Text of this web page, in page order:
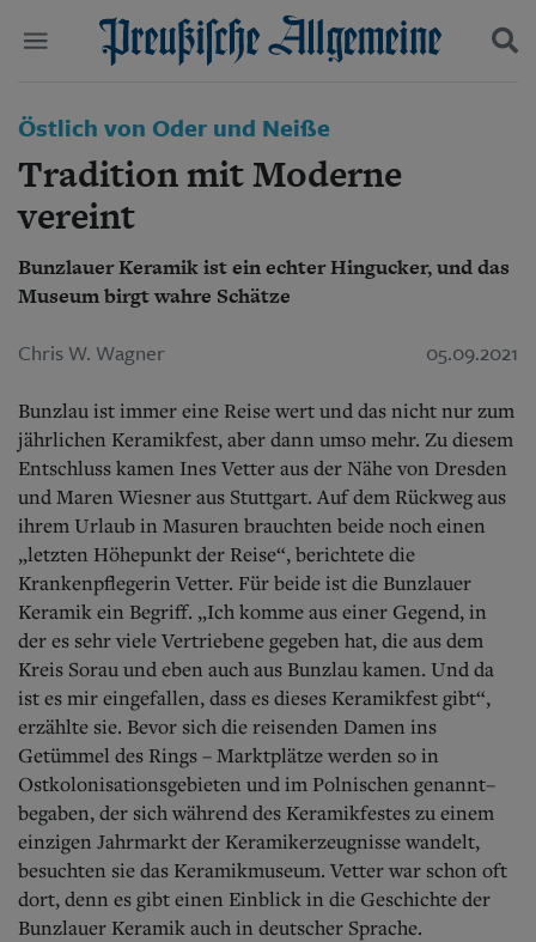
Start
Wer wir sind
Aktuelle Ausgabe
Abonnenten-Login
Abonnent werden
Abo Prämien
Archiv
Mediadaten
Politik
Wirtschaft
Leben
Geschichte
Ostpreußen
Danzig und Westpreußen
Bücher
Kontakt
Impressum
Datenschutz
Suchen und finden
Östlich von Oder und Neiße
Tradition mit Moderne
vereint
Bunzlauer Keramik ist ein echter Hingucker, und das
Museum birgt wahre Schätze
Chris W. Wagner 05.09.2021
Bunzlau ist immer eine Reise wert und das nicht nur zum
jährlichen Keramikfest, aber dann umso mehr. Zu diesem
Entschluss kamen Ines Vetter aus der Nähe von Dresden
und Maren Wiesner aus Stuttgart. Auf dem Rückweg aus
ihrem Urlaub in Masuren brauchten beide noch einen
„letzten Höhepunkt der Reise“, berichtete die
Krankenpflegerin Vetter. Für beide ist die Bunzlauer
Keramik ein Begriff. „Ich komme aus einer Gegend, in
der es sehr viele Vertriebene gegeben hat, die aus dem
Kreis Sorau und eben auch aus Bunzlau kamen. Und da
ist es mir eingefallen, dass es dieses Keramikfest gibt“,
erzählte sie. Bevor sich die reisenden Damen ins
Getümmel des Rings – Marktplätze werden so in
Ostkolonisationsgebieten und im Polnischen genannt–
begaben, der sich während des Keramikfestes zu einem
einzigen Jahrmarkt der Keramikerzeugnisse wandelt,
besuchten sie das Keramikmuseum. Vetter war schon oft
dort, denn es gibt einen Einblick in die Geschichte der
Bunzlauer Keramik auch in deutscher Sprache.